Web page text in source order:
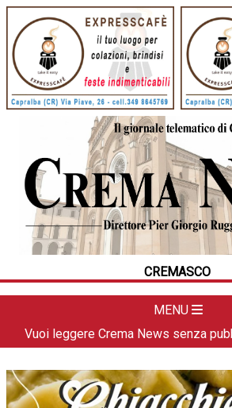
CREMASCO
MENU
HOME
CRONACA
POLITICA
LA FOTO
DAL TERRITORIO
APPUNTAMENTI
CREMASCO
OROSCOPO
Vuoi leggere Crema News senza